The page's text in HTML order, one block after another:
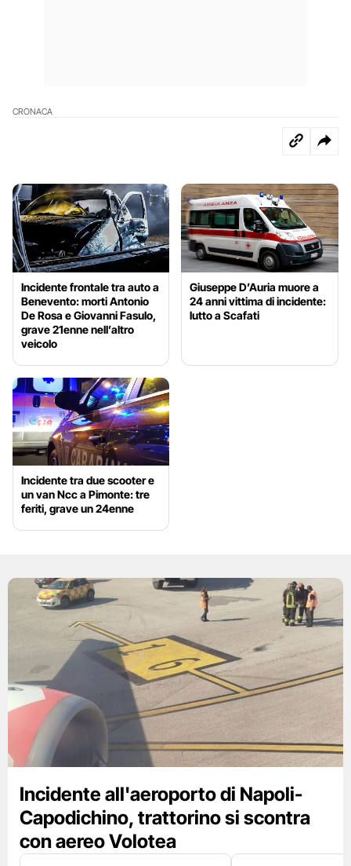
CRONACA
Incidente frontale tra auto a
Benevento: morti Antonio
De Rosa e Giovanni Fasulo,
grave 21enne nell’altro
veicolo
Giuseppe D’Auria muore a
24 anni vittima di incidente:
lutto a Scafati
Incidente tra due scooter e
un van Ncc a Pimonte: tre
feriti, grave un 24enne
Incidente all'aeroporto di Napoli-
Capodichino, trattorino si scontra
con aereo Volotea